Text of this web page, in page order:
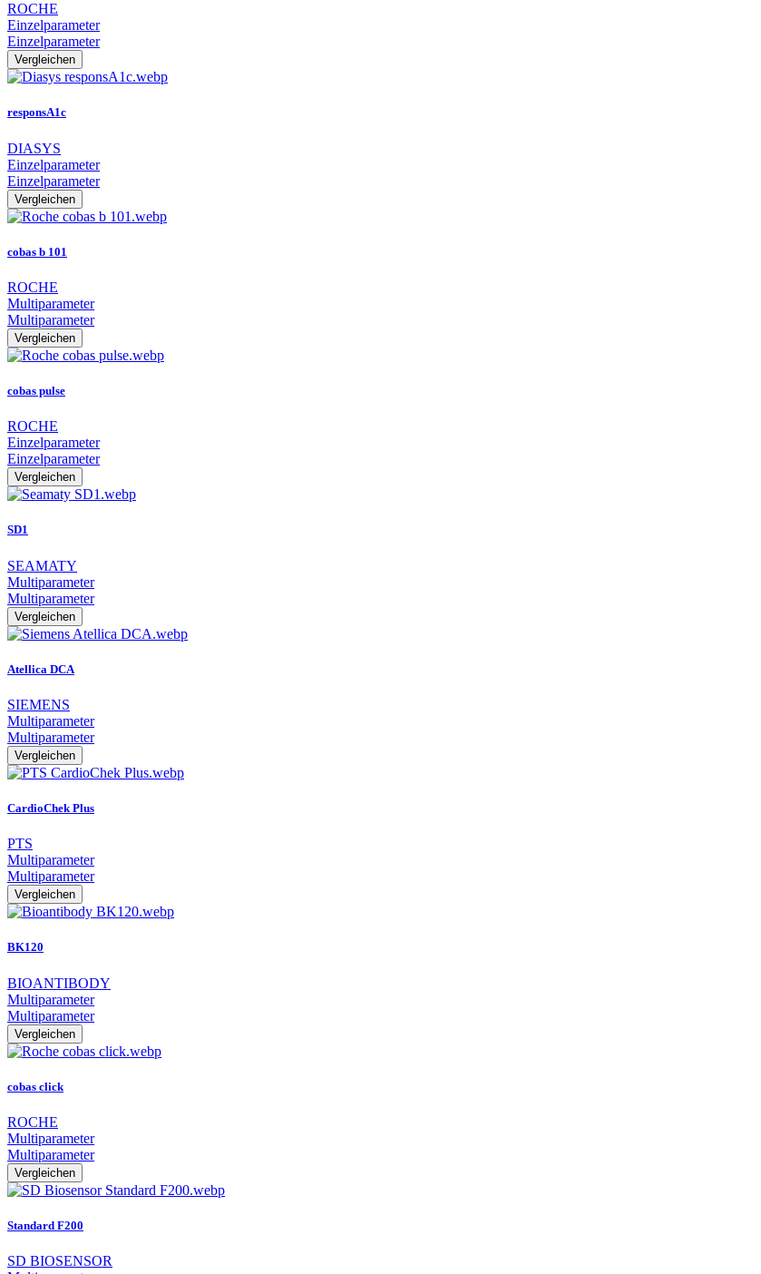
ROCHE
Einzelparameter
Einzelparameter
Vergleichen
responsA1c
DIASYS
Einzelparameter
Einzelparameter
Vergleichen
cobas b 101
ROCHE
Multiparameter
Multiparameter
Vergleichen
cobas pulse
ROCHE
Einzelparameter
Einzelparameter
Vergleichen
SD1
SEAMATY
Multiparameter
Multiparameter
Vergleichen
Atellica DCA
SIEMENS
Multiparameter
Multiparameter
Vergleichen
CardioChek Plus
PTS
Multiparameter
Multiparameter
Vergleichen
BK120
BIOANTIBODY
Multiparameter
Multiparameter
Vergleichen
cobas click
ROCHE
Multiparameter
Multiparameter
Vergleichen
Standard F200
SD BIOSENSOR